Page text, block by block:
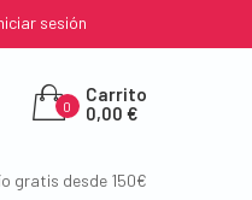
sesión
0
Carrito
0,00 €
gratis desde 150€